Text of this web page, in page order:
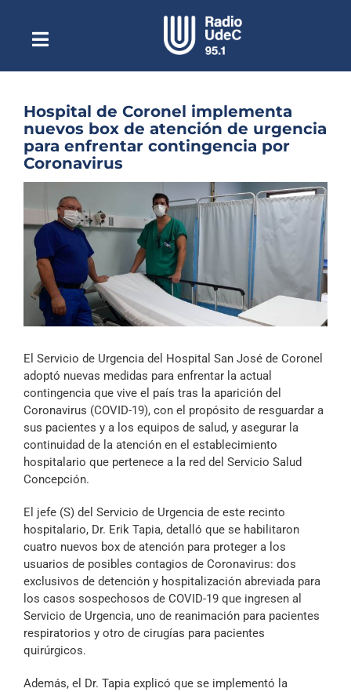
contenidoToggle
NavigationEscuchar Radio UdeC en vivo
Quiénes Somos
Programación
Noticias
Reportajes
Columnas
Música Clásica
Especiales
Archivo Sonoro
Hospital de Coronel implementa
nuevos box de atención de urgencia
para enfrentar contingencia por
Coronavirus
imagen
más
grande
El Servicio de Urgencia del Hospital San José de Coronel
adoptó nuevas medidas para enfrentar la actual
contingencia que vive el país tras la aparición del
Coronavirus (COVID-19), con el propósito de resguardar a
sus pacientes y a los equipos de salud, y asegurar la
continuidad de la atención en el establecimiento
hospitalario que pertenece a la red del Servicio Salud
Concepción.
El jefe (S) del Servicio de Urgencia de este recinto
hospitalario, Dr. Erik Tapia, detalló que se habilitaron
cuatro nuevos box de atención para proteger a los
usuarios de posibles contagios de Coronavirus: dos
exclusivos de detención y hospitalización abreviada para
los casos sospechosos de COVID-19 que ingresen al
Servicio de Urgencia, uno de reanimación para pacientes
respiratorios y otro de cirugías para pacientes
quirúrgicos.
Además, el Dr. Tapia explicó que se implementó la